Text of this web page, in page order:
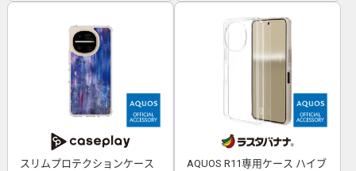
スリムプロテクションケース
AQUOS R11専用ケース ハイブ